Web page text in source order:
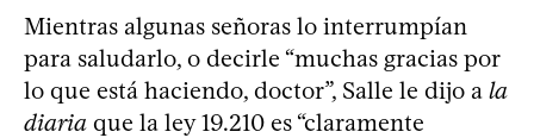
Mientras algunas señoras lo interrumpían
para saludarlo, o decirle “muchas gracias por
lo que está haciendo, doctor”, Salle le dijo a la
diaria que la ley 19.210 es “claramente